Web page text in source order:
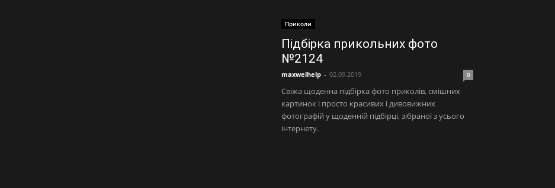
Приколи
Підбірка прикольних фото
№2124
maxwelhelp - 02.09.2019 0
Свіжа щоденна підбірка фото приколів, смішних
картинок і просто красивих і дивовижних
фотографій у щоденній підбірці, зібраної з усього
інтернету.